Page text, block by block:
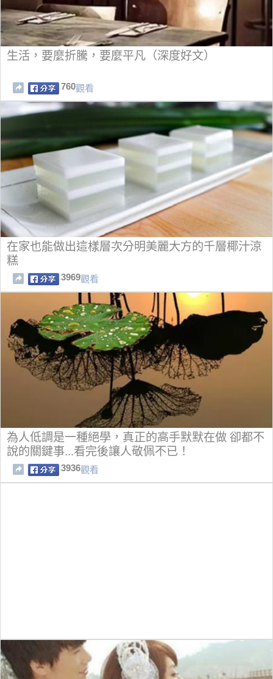
生活，要麼折騰，要麼平凡（深度好文）
760觀看
在家也能做出這樣層次分明美麗大方的千層椰汁涼
糕
3969觀看
為人低調是一種絕學，真正的高手默默在做 卻都不
說的關鍵事...看完後讓人敬佩不已！
3936觀看